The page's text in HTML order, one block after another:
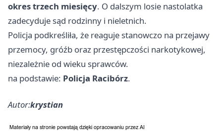
okres trzech miesięcy. O dalszym losie nastolatka
zadecyduje sąd rodzinny i nieletnich.
Policja podkreśliła, że reaguje stanowczo na przejawy
przemocy, gróźb oraz przestępczości narkotykowej,
niezależnie od wieku sprawców.
na podstawie: Policja Racibórz.
Autor:krystian